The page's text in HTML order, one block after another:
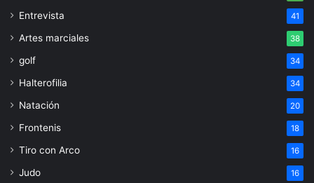
Entrevista 41
Artes marciales 38
golf 34
Halterofilia 34
Natación 20
Frontenis 18
Tiro con Arco 16
Judo 16